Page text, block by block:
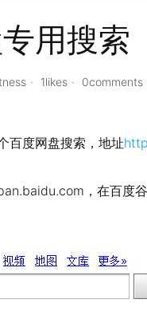
用搜索
1likes 0comments
百度网盘搜索，地址
，在百度